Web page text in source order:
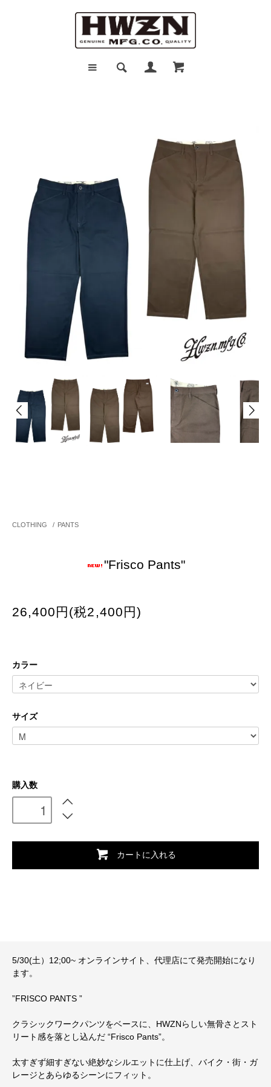
CLOTHING / PANTS
"Frisco Pants"
26,400円(税2,400円)
カラー
サイズ
購入数
カートに入れる
5/30(土）12;00~ オンラインサイト、代理店にて発売開始になり
ます。
”FRISCO PANTS ”
クラシックワークパンツをベースに、HWZNらしい無骨さとスト
リート感を落とし込んだ “Frisco Pants”。
太すぎず細すぎない絶妙なシルエットに仕上げ、バイク・街・ガ
レージとあらゆるシーンにフィット。